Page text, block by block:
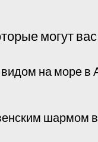
могут вас
видом на море
шармом